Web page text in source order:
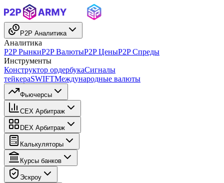
P2P Аналитика
Аналитика
P2P РынкиP2P ВалютыP2P ЦеныP2P Спреды
Инструменты
Конструктор ордербукаСигналы
тейкераSWIFTМеждународные валюты
Фьючерсы
CEX Арбитраж
DEX Арбитраж
Калькуляторы
Курсы банков
Эскроу